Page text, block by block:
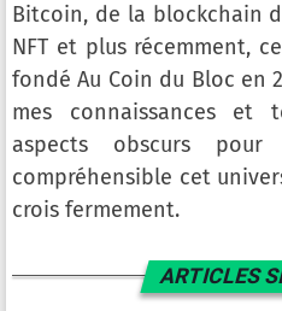
Bitcoin, de la blockchain
NFT et plus récemment,
fondé Au Coin du Bloc en
mes connaissances et
aspects obscurs
compréhensible cet
crois fermement.
ARTICLES